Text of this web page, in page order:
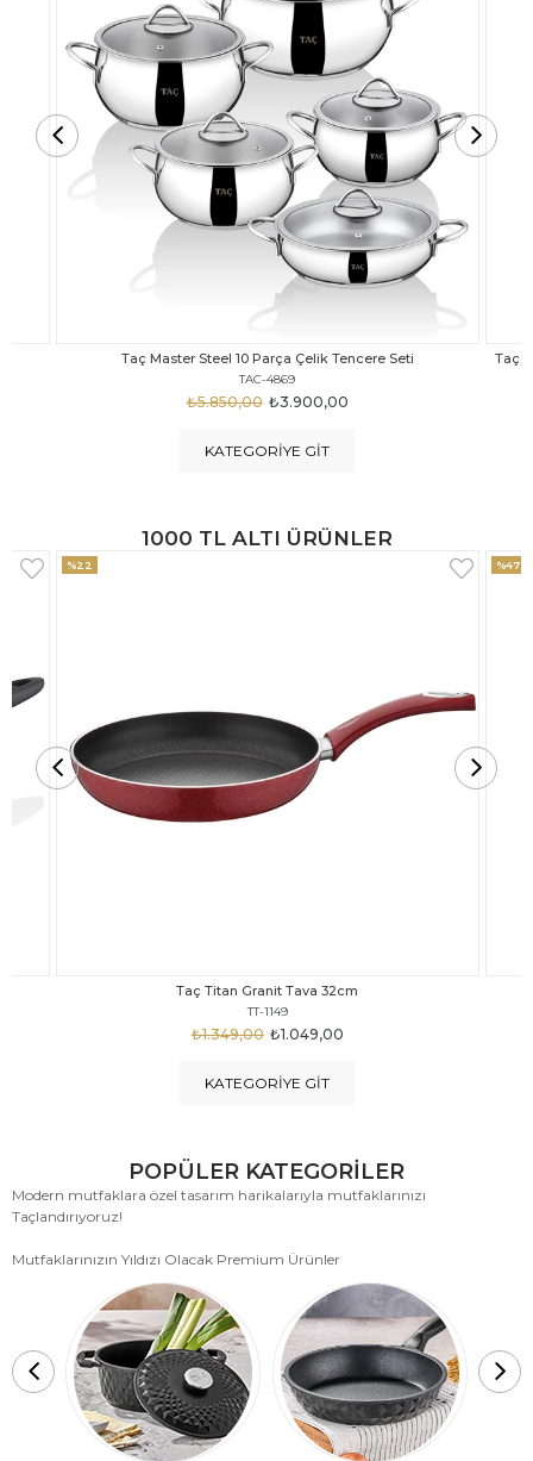
Taç Carabella Döküm Cam Kapak 7 Parça Tencere Seti Siyah
TAC-3817
₺3.250,00
₺4.350,00
KATEGORIYE GIT
1000 TL ALTI ÜRÜNLER
Taç Titan Granit Tava 30cm
TT-1148
₺999,00
₺1.875,00
%47 %18
KATEGORIYE GIT
POPÜLER KATEGORİLER
Modern mutfaklara özel tasarım harikalarıyla mutfaklarınızı
Taçlandırıyoruz!
Mutfaklarınızın Yıldızı Olacak Premium Ürünler